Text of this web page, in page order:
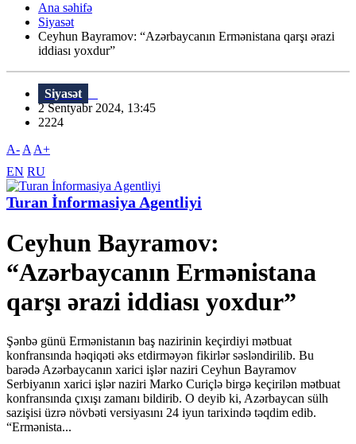
Ana səhifə
Siyasət
Ceyhun Bayramov: “Azərbaycanın Ermənistana qarşı ərazi
iddiası yoxdur”
Siyasət
2 Sentyabr 2024, 13:45
2224
A- A A+
EN RU
Turan İnformasiya Agentliyi
Ceyhun Bayramov:
“Azərbaycanın Ermənistana
qarşı ərazi iddiası yoxdur”
Şənbə günü Ermənistanın baş nazirinin keçirdiyi mətbuat
konfransında həqiqəti əks etdirməyən fikirlər səsləndirilib. Bu
barədə Azərbaycanın xarici işlər naziri Ceyhun Bayramov
Serbiyanın xarici işlər naziri Marko Curiçlə birgə keçirilən mətbuat
konfransında çıxışı zamanı bildirib. O deyib ki, Azərbaycan sülh
sazişisi üzrə növbəti versiyasını 24 iyun tarixində təqdim edib.
“Ermənista...